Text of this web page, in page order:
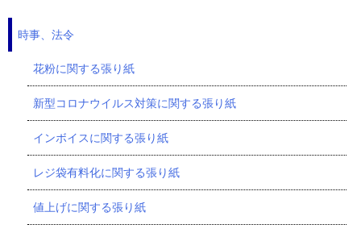
時事、法令
花粉に関する張り紙
新型コロナウイルス対策に関する張り紙
インボイスに関する張り紙
レジ袋有料化に関する張り紙
値上げに関する張り紙